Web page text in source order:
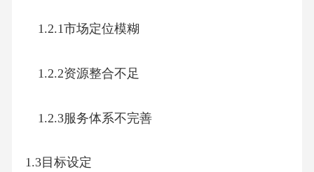
1.2.1市场定位模糊
1.2.2资源整合不足
1.2.3服务体系不完善
1.3目标设定